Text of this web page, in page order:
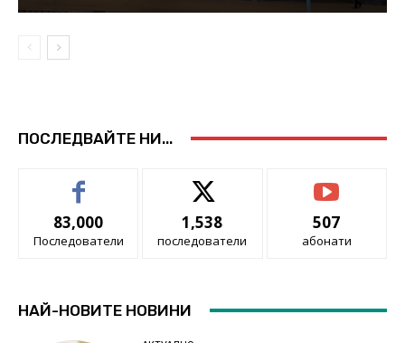
ПОСЛЕДВАЙТЕ НИ...
83,000
Последователи
1,538
последователи
507
абонати
НАЙ-НОВИТЕ НОВИНИ